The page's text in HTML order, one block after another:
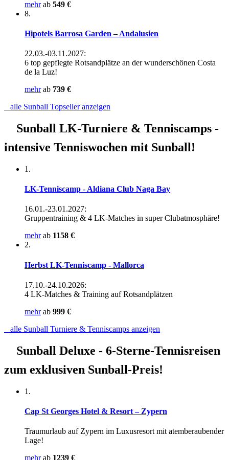
mehr ab 549 €
8.
Hipotels Barrosa Garden – Andalusien
22.03.-03.11.2027:
6 top gepflegte Rotsandplätze an der wunderschönen Costa
de la Luz!
mehr ab 739 €
alle Sunball Topseller anzeigen
Sunball LK-Turniere & Tenniscamps -
intensive Tenniswochen mit Sunball!
1.
LK-Tenniscamp - Aldiana Club Naga Bay
16.01.-23.01.2027:
Gruppentraining & 4 LK-Matches in super Clubatmosphäre!
mehr ab 1158 €
2.
Herbst LK-Tenniscamp - Mallorca
17.10.-24.10.2026:
4 LK-Matches & Training auf Rotsandplätzen
mehr ab 999 €
alle Sunball Turniere & Tenniscamps anzeigen
Sunball Deluxe - 6-Sterne-Tennisreisen
zum exklusiven Sunball-Preis!
1.
Cap St Georges Hotel & Resort – Zypern
Traumurlaub auf Zypern im Luxusresort mit atemberaubender
Lage!
mehr ab 1239 €